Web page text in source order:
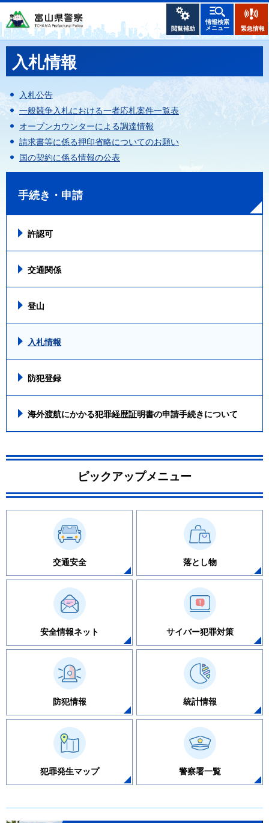
閲覧補助
情報検索
メニュー
緊急情報
入札情報
入札公告
一般競争入札における一者応札案件一覧表
オープンカウンターによる調達情報
請求書等に係る押印省略についてのお願い
国の契約に係る情報の公表
手続き・申請
許認可
交通関係
登山
入札情報
防犯登録
海外渡航にかかる犯罪経歴証明書の申請手続きについて
ピックアップメニュー
交通安全 落とし物
安全情報ネット サイバー犯罪対策
防犯情報 統計情報
犯罪発生マップ 警察署一覧